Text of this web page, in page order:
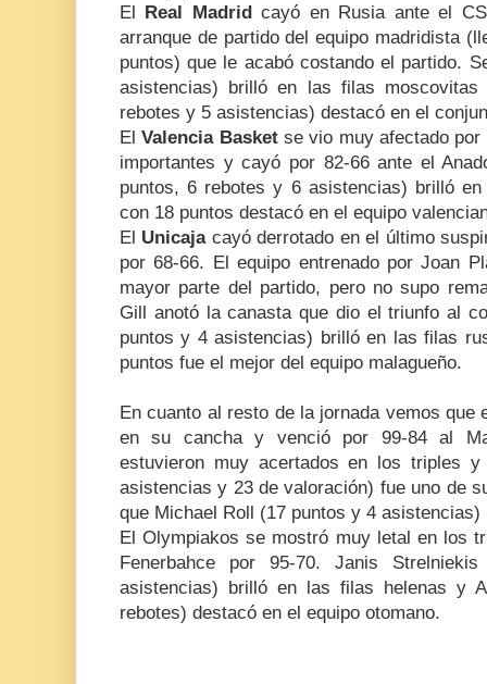
El Real Madrid cayó en Rusia ante el
arranque de partido del equipo madridista
puntos) que le acabó costando el partido.
asistencias) brilló en las filas
rebotes y 5 asistencias) destacó en el
ElValencia Basketse vio muy afectado
importantes y cayó por 82-66 ante el
puntos, 6 rebotes y 6 asistencias) brilló
con 18 puntos destacó en el equipo
El Unicajacayó derrotado en el último
por 68-66. El equipo entrenado por Joan
mayor parte del partido, pero no supo
Gill anotó la canasta que dio el triunfo al
puntos y 4 asistencias) brilló en las filas
puntos fue el mejor del equipo malagueño.
En cuanto al resto de la jornada vemos que
en su cancha y venció por 99-84 al
estuvieron muy acertados en los triples
asistencias y 23 de valoración) fue uno de
que Michael Roll (17 puntos y 4
El Olympiakos se mostró muy letal en los
Fenerbahce por 95-70. Janis
asistencias) brilló en las filas helenas y
rebotes) destacó en el equipo otomano.